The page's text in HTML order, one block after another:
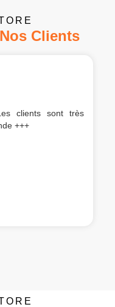
Clients
clients sont très
+++